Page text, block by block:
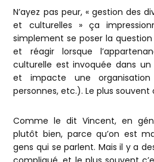
N’ayez pas peur, « gestion des
et culturelles » ça
simplement se poser la
et réagir lorsque
culturelle est invoquée dans
et impacte une
personnes, etc.). Le plus souvent
Comme le dit Vincent, en
plutôt bien, parce qu’on est
gens qui se parlent. Mais il y a